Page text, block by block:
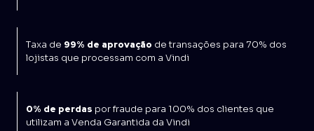
Taxa de 99% de aprovação de transações para 70% dos
lojistas que processam com a Vindi
0% de perdas por fraude para 100% dos clientes que
utilizam a Venda Garantida da Vindi